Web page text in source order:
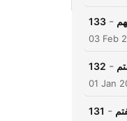
133 -
03 Feb
132 -
01 Jan
131 -